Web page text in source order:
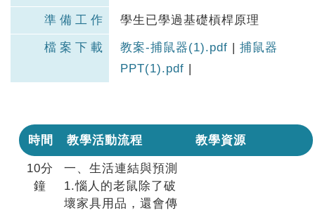
準備工作 學生已學過基礎槓桿原理
檔案下載 教案-捕鼠器(1).pdf | 捕鼠器
PPT(1).pdf |
時間 教學活動流程 教學資源
10分
鐘
一、生活連結與預測
1.惱人的老鼠除了破
壞家具用品，還會傳